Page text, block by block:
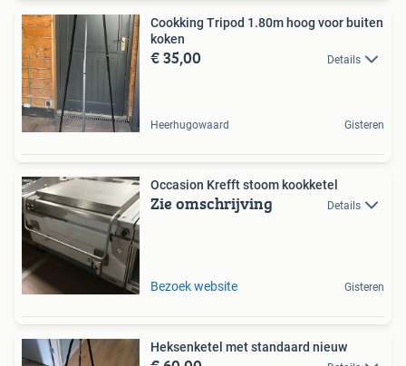
Cookking Tripod 1.80m hoog voor buiten
koken
€ 35,00 Details
Heerhugowaard Gisteren
Occasion Krefft stoom kookketel
Zie omschrijving Details
Bezoek website Gisteren
Heksenketel met standaard nieuw